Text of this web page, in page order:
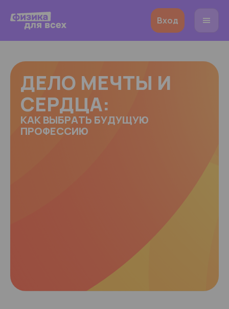
Вход
ДЕЛО МЕЧТЫ И
СЕРДЦА:
КАК ВЫБРАТЬ БУДУЩУЮ
ПРОФЕССИЮ